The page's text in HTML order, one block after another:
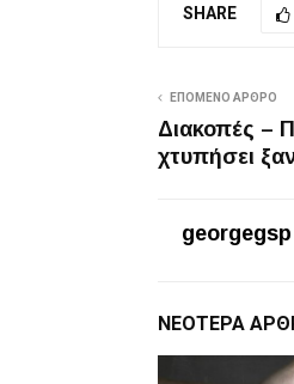
SHARE
ΕΠΌΜΕΝΟ ΆΡΘΡΟ
Διακοπές –
χτυπήσει
georgegsp
ΝΕΌΤΕΡΑ